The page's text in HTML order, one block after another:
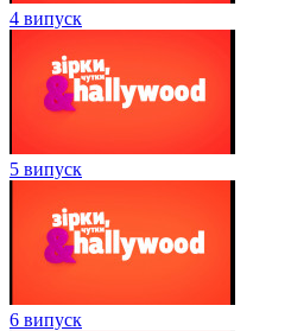
4 випуск
5 випуск
6 випуск